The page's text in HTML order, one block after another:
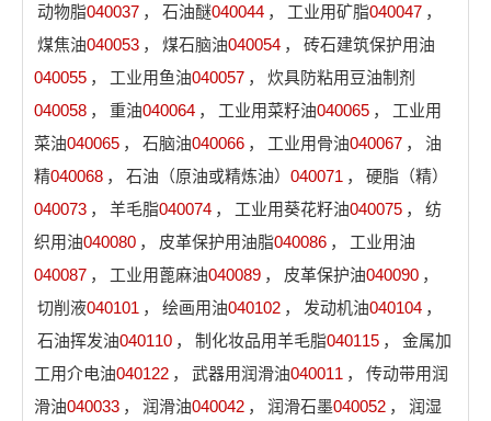
动物脂040037 ， 石油醚040044 ， 工业用矿脂040047 ，
煤焦油040053 ， 煤石脑油040054 ，
砖石建筑保护用油
040055 ， 工业用鱼油040057 ，
炊具防粘用豆油制剂
040058 ， 重油040064 ， 工业用菜籽油040065 ，
工业用
菜油040065 ， 石脑油040066 ， 工业用骨油040067 ，
油
精040068 ， 石油（原油或精炼油） 040071 ，
硬脂（精）
040073 ， 羊毛脂040074 ， 工业用葵花籽油040075 ，
纺
织用油040080 ， 皮革保护用油脂040086 ，
工业用油
040087 ， 工业用蓖麻油040089 ， 皮革保护油040090 ，
切削液040101 ， 绘画用油040102 ， 发动机油040104 ，
石油挥发油040110 ， 制化妆品用羊毛脂040115 ，
金属加
工用介电油040122 ， 武器用润滑油040011 ，
传动带用润
滑油040033 ， 润滑油040042 ， 润滑石墨040052 ，
润湿